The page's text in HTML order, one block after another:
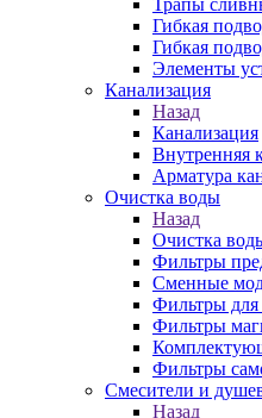
Трапы
Гибкая
Гибкая
Элементы
Канализация
Назад
Канализация
Внутренняя
Арматура
Очистка воды
Назад
Очистка
Фильтры
Сменные
Фильтры
Фильтры
Фильтры
Смесители и
Назад